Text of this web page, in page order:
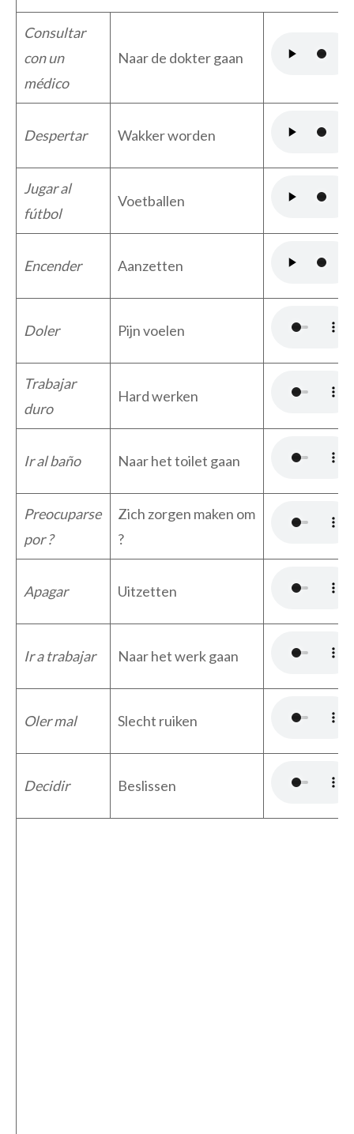
Consultar
con un
médico
Naar de dokter gaan
Despertar Wakker worden
Jugar al
fútbol
Voetballen
Encender Aanzetten
Doler Pijn voelen
Trabajar
duro
Hard werken
Ir al baño Naar het toilet gaan
Preocuparse
por ?
Zich zorgen maken om
?
Apagar Uitzetten
Ir a trabajar Naar het werk gaan
Oler mal Slecht ruiken
Decidir Beslissen